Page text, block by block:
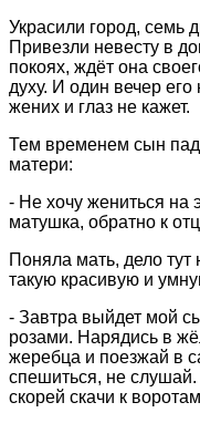
Украсили город, семь
Привезли невесту в
покоях, ждёт она
духу. И один вечер
жених и глаз не кажет.
Тем временем сын
матери:
- Не хочу жениться на
матушка, обратно к
Поняла мать, дело тут
такую красивую и
- Завтра выйдет мой
розами. Нарядись в
жеребца и поезжай в
спешиться, не
скорей скачи к